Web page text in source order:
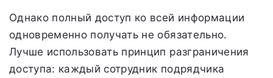
Однако полный доступ ко всей информации
одновременно получать не обязательно.
Лучше использовать принцип разграничения
доступа: каждый сотрудник подрядчика